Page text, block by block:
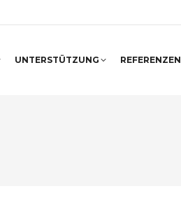
UNTERSTÜTZUNG REFERENZEN